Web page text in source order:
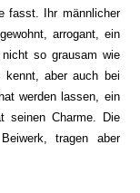
fasst. Ihr männlicher
arrogant, ein
so grausam wie
kennt, aber auch bei
werden lassen, ein
seinen Charme. Die
tragen aber